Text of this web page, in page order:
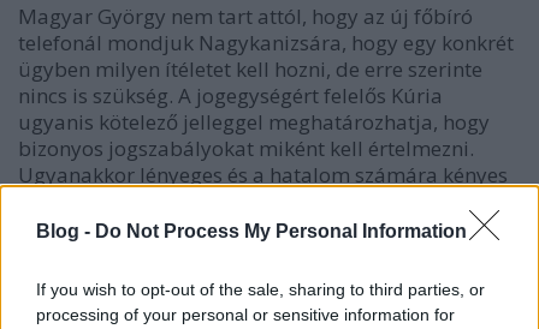
Blog - Do Not Process My Personal Information
If you wish to opt-out of the sale, sharing to third parties, or
processing of your personal or sensitive information for
Magyar György nem tart attól, hogy az új főbíró
telefonál mondjuk Nagykanizsára, hogy egy konkrét
ügyben milyen ítéletet kell hozni, de erre szerinte
nincs is szükség. A jogegységért felelős Kúria
ugyanis kötelező jelleggel meghatározhatja, hogy
bizonyos jogszabályokat miként kell értelmezni.
Ugyanakkor lényeges és a hatalom számára kényes
például a választások eredményének
adatigénylésekkel vagy médiaügyekkel kapcsolatos
ügyek.